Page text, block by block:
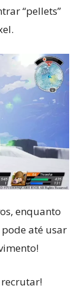
“pellets”
enquanto
até usar